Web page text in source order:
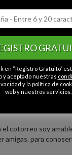
Normal
cotorreo soy
amigas. para
en “Registro Gratuito”
y aceptado nuestras
y la política de
web y nuestros servicios.